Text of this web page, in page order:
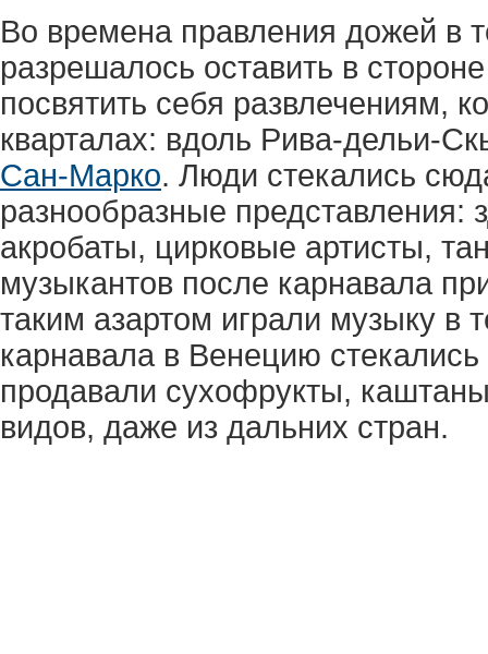
Во времена правления дожей в
разрешалось оставить в
посвятить себя развлечениям,
кварталах: вдоль Рива-дельи-
Сан-Марко. Люди стекались
разнообразные представления:
акробаты, цирковые артисты,
музыкантов после карнавала
таким азартом играли музыку в
карнавала в Венецию
продавали сухофрукты,
видов, даже из дальних стран.